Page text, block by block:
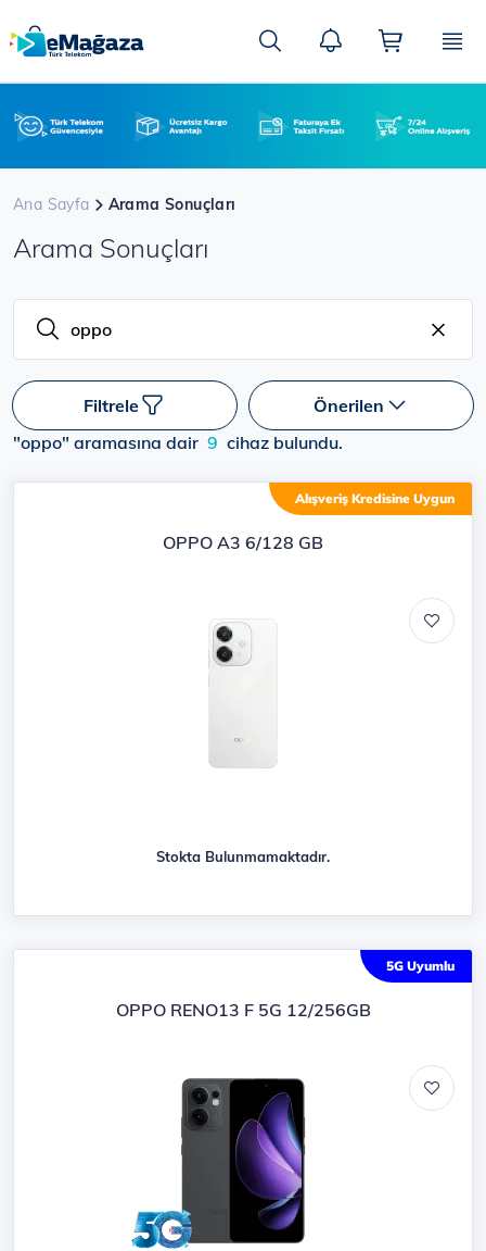
içeriğe
Ara
Ana Sayfa Arama Sonuçları
Arama Sonuçları
"oppo" aramasına dair 9 cihaz bulundu.
Filtrele Önerilen
Alışveriş Kredisine Uygun
OPPO A3 6/128 GB
Stokta Bulunmamaktadır.
5G Uyumlu
OPPO RENO13 F 5G 12/256GB